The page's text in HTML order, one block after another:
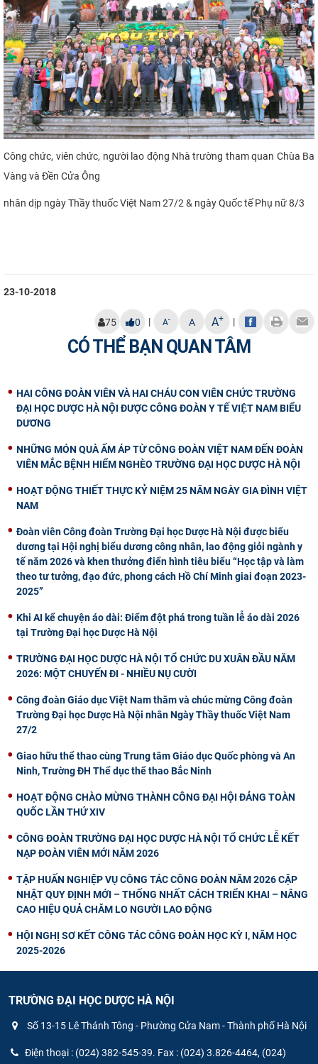
Công chức, viên chức, người lao động Nhà trường tham quan Chùa Ba
Vàng và Đền Cửa Ông
nhân dịp ngày Thầy thuốc Việt Nam 27/2 & ngày Quốc tế Phụ nữ 8/3
23-10-2018
75 0 | A- A A+ |
CÓ THỂ BẠN QUAN TÂM
HAI CÔNG ĐOÀN VIÊN VÀ HAI CHÁU CON VIÊN CHỨC TRƯỜNG
ĐẠI HỌC DƯỢC HÀ NỘI ĐƯỢC CÔNG ĐOÀN Y TẾ VIỆT NAM BIỂU
DƯƠNG
NHỮNG MÓN QUÀ ẤM ÁP TỪ CÔNG ĐOÀN VIỆT NAM ĐẾN ĐOÀN
VIÊN MẮC BỆNH HIỂM NGHÈO TRƯỜNG ĐẠI HỌC DƯỢC HÀ NỘI
HOẠT ĐỘNG THIẾT THỰC KỶ NIỆM 25 NĂM NGÀY GIA ĐÌNH VIỆT
NAM
Đoàn viên Công đoàn Trường Đại học Dược Hà Nội được biểu
dương tại Hội nghị biểu dương công nhân, lao động giỏi ngành y
tế năm 2026 và khen thưởng điển hình tiêu biểu “Học tập và làm
theo tư tưởng, đạo đức, phong cách Hồ Chí Minh giai đoạn 2023-
2025”
Khi AI kể chuyện áo dài: Điểm đột phá trong tuần lễ áo dài 2026
tại Trường Đại học Dược Hà Nội
TRƯỜNG ĐẠI HỌC DƯỢC HÀ NỘI TỔ CHỨC DU XUÂN ĐẦU NĂM
2026: MỘT CHUYẾN ĐI - NHIỀU NỤ CƯỜI
Công đoàn Giáo dục Việt Nam thăm và chúc mừng Công đoàn
Trường Đại học Dược Hà Nội nhân Ngày Thầy thuốc Việt Nam
27/2
Giao hữu thể thao cùng Trung tâm Giáo dục Quốc phòng và An
Ninh, Trường ĐH Thể dục thể thao Bắc Ninh
HOẠT ĐỘNG CHÀO MỪNG THÀNH CÔNG ĐẠI HỘI ĐẢNG TOÀN
QUỐC LẦN THỨ XIV
CÔNG ĐOÀN TRƯỜNG ĐẠI HỌC DƯỢC HÀ NỘI TỔ CHỨC LỄ KẾT
NẠP ĐOÀN VIÊN MỚI NĂM 2026
TẬP HUẤN NGHIỆP VỤ CÔNG TÁC CÔNG ĐOÀN NĂM 2026 CẬP
NHẬT QUY ĐỊNH MỚI – THỐNG NHẤT CÁCH TRIỂN KHAI – NÂNG
CAO HIỆU QUẢ CHĂM LO NGƯỜI LAO ĐỘNG
HỘI NGHỊ SƠ KẾT CÔNG TÁC CÔNG ĐOÀN HỌC KỲ I, NĂM HỌC
2025-2026
TRƯỜNG ĐẠI HỌC DƯỢC HÀ NỘI
Số 13-15 Lê Thánh Tông - Phường Cửa Nam - Thành phố Hà Nội
Điện thoại : (024) 382-545-39. Fax : (024) 3.826-4464, (024)